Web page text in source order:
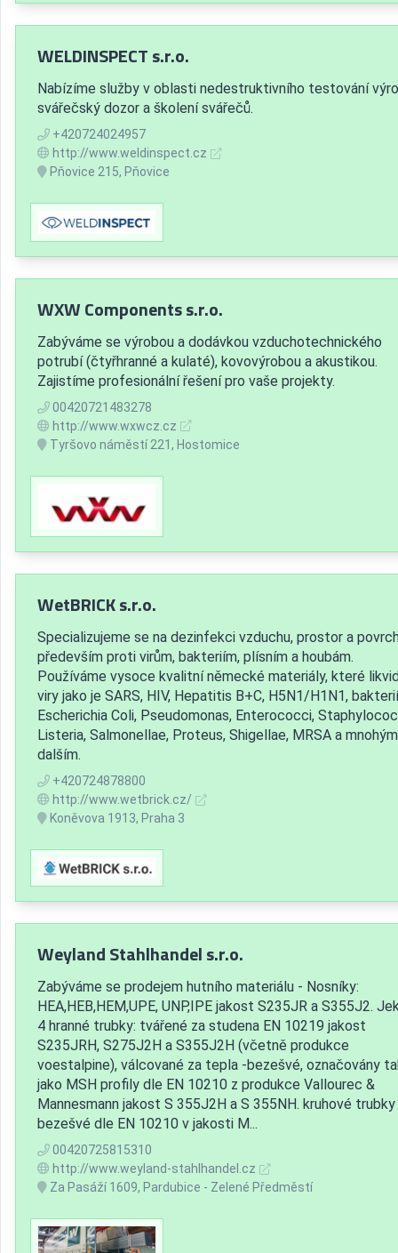
WELDINSPECT s.r.o.
Nabízíme služby v oblasti nedestruktivního testování
svářečský dozor a školení svářečů.
+420724024957
http://www.weldinspect.cz
Pňovice 215, Pňovice
WXW Components s.r.o.
Zabýváme se výrobou a dodávkou vzduchotechnického
potrubí (čtyřhranné a kulaté), kovovýrobou a akustikou.
Zajistíme profesionální řešení pro vaše projekty.
00420721483278
http://www.wxwcz.cz
Tyršovo náměstí 221, Hostomice
WetBRICK s.r.o.
Specializujeme se na dezinfekci vzduchu, prostor a
především proti virům, bakteriím, plísním a houbám.
Používáme vysoce kvalitní německé materiály, které
viry jako je SARS, HIV, Hepatitis B+C, H5N1/H1N1,
Escherichia Coli, Pseudomonas, Enterococci,
Listeria, Salmonellae, Proteus, Shigellae, MRSA a mnohým
dalším.
+420724878800
http://www.wetbrick.cz/
Koněvova 1913, Praha 3
Weyland Stahlhandel s.r.o.
Zabýváme se prodejem hutního materiálu - Nosníky:
HEA,HEB,HEM,UPE, UNP,IPE jakost S235JR a S355J2.
4 hranné trubky: tvářené za studena EN 10219 jakost
S235JRH, S275J2H a S355J2H (včetně produkce
voestalpine), válcované za tepla -bezešvé, označovány
jako MSH profily dle EN 10210 z produkce Vallourec &
Mannesmann jakost S 355J2H a S 355NH. kruhové trubky
bezešvé dle EN 10210 v jakosti M...
00420725815310
http://www.weyland-stahlhandel.cz
Za Pasáží 1609, Pardubice - Zelené Předměstí